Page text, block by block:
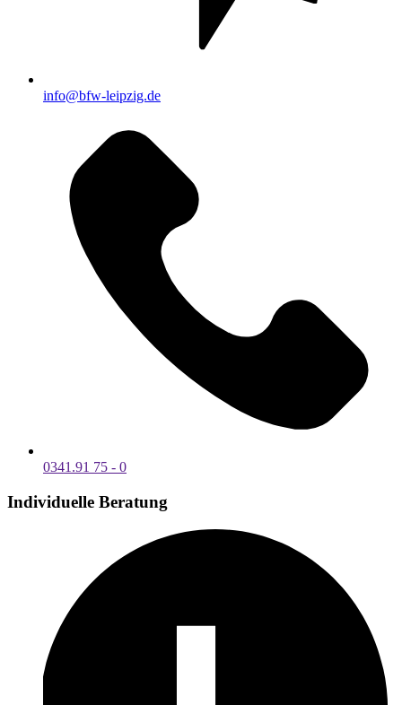
info@bfw-leipzig.de
0341.91 75 - 0
Individuelle Beratung